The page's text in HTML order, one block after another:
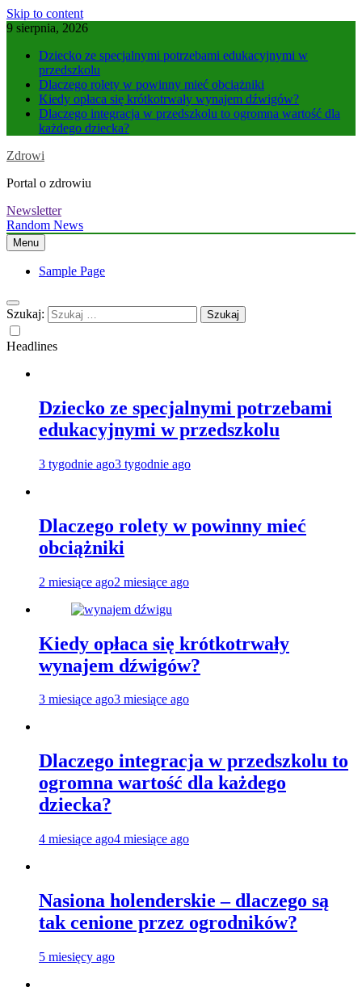
Skip to content
9 sierpnia, 2026
Dziecko ze specjalnymi potrzebami edukacyjnymi w
przedszkolu
Dlaczego rolety w powinny mieć obciążniki
Kiedy opłaca się krótkotrwały wynajem dźwigów?
Dlaczego integracja w przedszkolu to ogromna wartość dla
każdego dziecka?
Zdrowi
Portal o zdrowiu
Newsletter
Random News
Menu
Sample Page
Szukaj:
Headlines
Dziecko ze specjalnymi potrzebami
edukacyjnymi w przedszkolu
3 tygodnie ago3 tygodnie ago
Dlaczego rolety w powinny mieć
obciążniki
2 miesiące ago2 miesiące ago
Kiedy opłaca się krótkotrwały
wynajem dźwigów?
3 miesiące ago3 miesiące ago
Dlaczego integracja w przedszkolu to
ogromna wartość dla każdego
dziecka?
4 miesiące ago4 miesiące ago
Nasiona holenderskie – dlaczego są
tak cenione przez ogrodników?
5 miesięcy ago